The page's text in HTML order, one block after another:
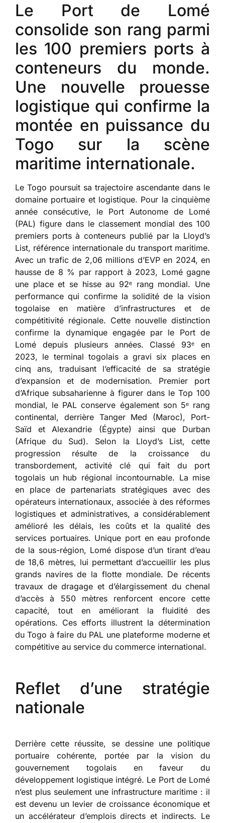
Le Port de Lomé
consolide son rang parmi
les 100 premiers ports à
conteneurs du monde.
Une nouvelle prouesse
logistique qui confirme la
montée en puissance du
Togo sur la scène
maritime internationale.
Le Togo poursuit sa trajectoire ascendante dans le
domaine portuaire et logistique. Pour la cinquième
année consécutive, le Port Autonome de Lomé
(PAL) figure dans le classement mondial des 100
premiers ports à conteneurs publié par la Lloyd’s
List, référence internationale du transport maritime.
Avec un trafic de 2,06 millions d’EVP en 2024, en
hausse de 8 % par rapport à 2023, Lomé gagne
une place et se hisse au 92ᵉ rang mondial. Une
performance qui confirme la solidité de la vision
togolaise en matière d’infrastructures et de
compétitivité régionale. Cette nouvelle distinction
confirme la dynamique engagée par le Port de
Lomé depuis plusieurs années. Classé 93ᵉ en
2023, le terminal togolais a gravi six places en
cinq ans, traduisant l’efficacité de sa stratégie
d’expansion et de modernisation. Premier port
d’Afrique subsaharienne à figurer dans le Top 100
mondial, le PAL conserve également son 5ᵉ rang
continental, derrière Tanger Med (Maroc), Port-
Saïd et Alexandrie (Égypte) ainsi que Durban
(Afrique du Sud). Selon la Lloyd’s List, cette
progression résulte de la croissance du
transbordement, activité clé qui fait du port
togolais un hub régional incontournable. La mise
en place de partenariats stratégiques avec des
opérateurs internationaux, associée à des réformes
logistiques et administratives, a considérablement
amélioré les délais, les coûts et la qualité des
services portuaires. Unique port en eau profonde
de la sous-région, Lomé dispose d’un tirant d’eau
de 18,6 mètres, lui permettant d’accueillir les plus
grands navires de la flotte mondiale. De récents
travaux de dragage et d’élargissement du chenal
d’accès à 550 mètres renforcent encore cette
capacité, tout en améliorant la fluidité des
opérations. Ces efforts illustrent la détermination
du Togo à faire du PAL une plateforme moderne et
compétitive au service du commerce international.
Reflet d’une stratégie
nationale
Derrière cette réussite, se dessine une politique
portuaire cohérente, portée par la vision du
gouvernement togolais en faveur du
développement logistique intégré. Le Port de Lomé
n’est plus seulement une infrastructure maritime : il
est devenu un levier de croissance économique et
un accélérateur d’emplois directs et indirects. Le